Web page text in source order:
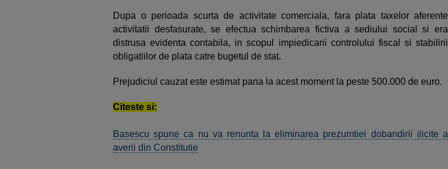
Dupa o perioada scurta de activitate comerciala, fara plata taxelor aferente
activitatii desfasurate, se efectua schimbarea fictiva a sediului social si era
distrusa evidenta contabila, in scopul impiedicarii controlului fiscal si stabilirii
obligatiilor de plata catre bugetul de stat.
Prejudiciul cauzat este estimat pana la acest moment la peste 500.000 de euro.
Citeste si:
Basescu spune ca nu va renunta la eliminarea prezumtiei dobandirii ilicite a
averii din Constitutie